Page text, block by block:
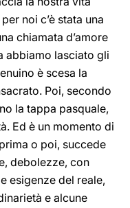
noi c’è stata una
chiamata d’amore
abbiamo lasciato gli
è scesa la
Poi, secondo
la tappa pasquale,
Ed è un momento di
o poi, succede
debolezze, con
esigenze del reale,
e alcune